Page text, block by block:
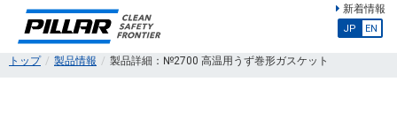
新着情報
JP EN
トップ 製品情報 製品詳細：№2700 高温用うず巻形ガスケット